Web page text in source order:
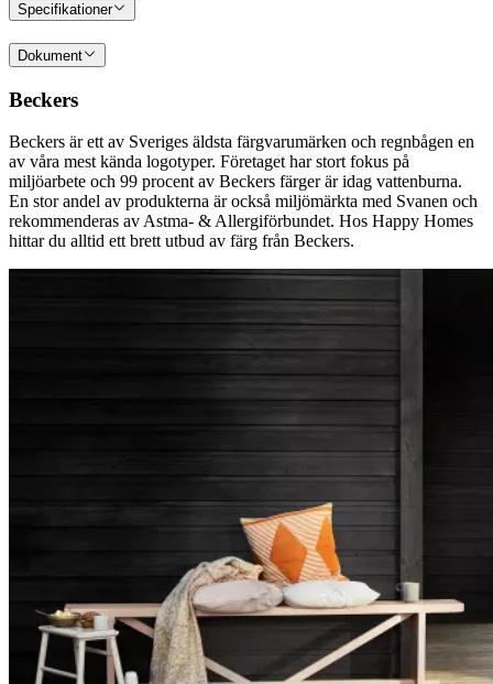
Specifikationer
Dokument
Beckers
Beckers är ett av Sveriges äldsta färgvarumärken och regnbågen en
av våra mest kända logotyper. Företaget har stort fokus på
miljöarbete och 99 procent av Beckers färger är idag vattenburna.
En stor andel av produkterna är också miljömärkta med Svanen och
rekommenderas av Astma- & Allergiförbundet. Hos Happy Homes
hittar du alltid ett brett utbud av färg från Beckers.